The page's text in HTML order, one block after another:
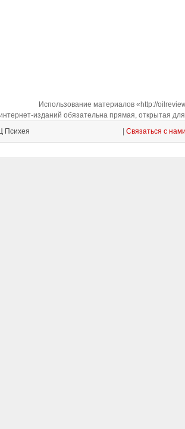
Использование материалов «http://
изданий обязательна прямая, открытая
Психея Связаться с